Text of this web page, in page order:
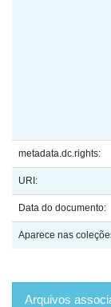
metadata.dc.rights:
URI:
Data do documento:
Aparece nas
Arquivos